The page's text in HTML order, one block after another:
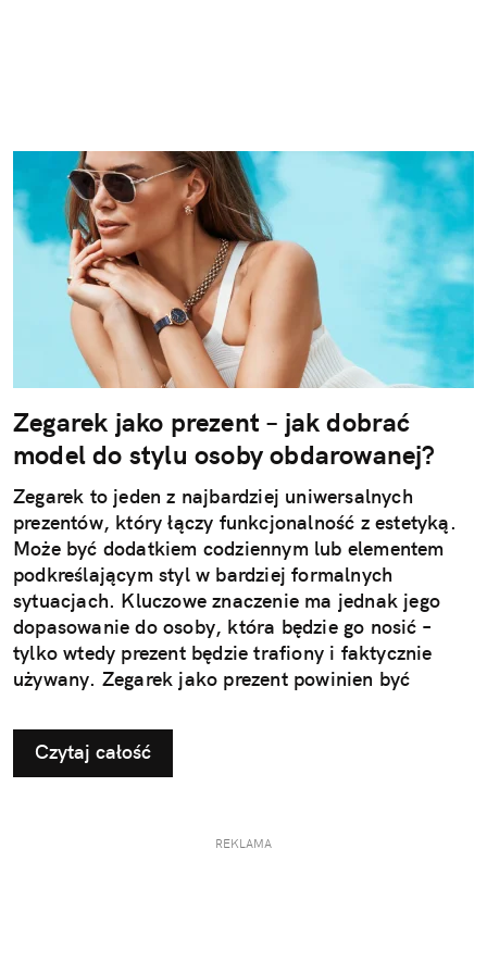
Zegarek jako prezent – jak dobrać
model do stylu osoby obdarowanej?
Zegarek to jeden z najbardziej uniwersalnych
prezentów, który łączy funkcjonalność z estetyką.
Może być dodatkiem codziennym lub elementem
podkreślającym styl w bardziej formalnych
sytuacjach. Kluczowe znaczenie ma jednak jego
dopasowanie do osoby, która będzie go nosić –
tylko wtedy prezent będzie trafiony i faktycznie
używany. Zegarek jako prezent powinien być
osoby. To decyzja, która wpływa na jego późniejsze
użytkowanie i odbiór.
Czytaj całość
REKLAMA